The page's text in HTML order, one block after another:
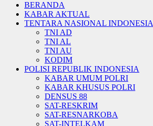
BERANDA
KABAR AKTUAL
TENTARA NASIONAL INDONESIA
TNI AD
TNI AL
TNI AU
KODIM
POLISI REPUBLIK INDONESIA
KABAR UMUM POLRI
KABAR KHUSUS POLRI
DENSUS 88
SAT-RESKRIM
SAT-RESNARKOBA
SAT-INTELKAM